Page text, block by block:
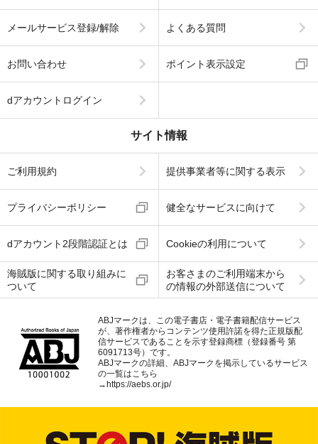
メールサービス登録/解除 よくある質問
お問い合わせ ポイント表示設定
dアカウントログイン
サイト情報
ご利用規約 提供事業者等に関する表示
プライバシーポリシー 健全なサービスに向けて
dアカウント2段階認証とは Cookieの利用について
海賊版に関する取り組みに
ついて
お客さまのご利用端末から
の情報の外部送信について
ABJマークは、この電子書店・電子書籍配信サービス
が、著作権者からコンテンツ使用許諾を得た正規版配
信サービスであることを示す登録商標（登録番号 第
6091713号）です。
ABJマークの詳細、ABJマークを掲示しているサービス
の一覧はこちら
→ https://aebs.or.jp/